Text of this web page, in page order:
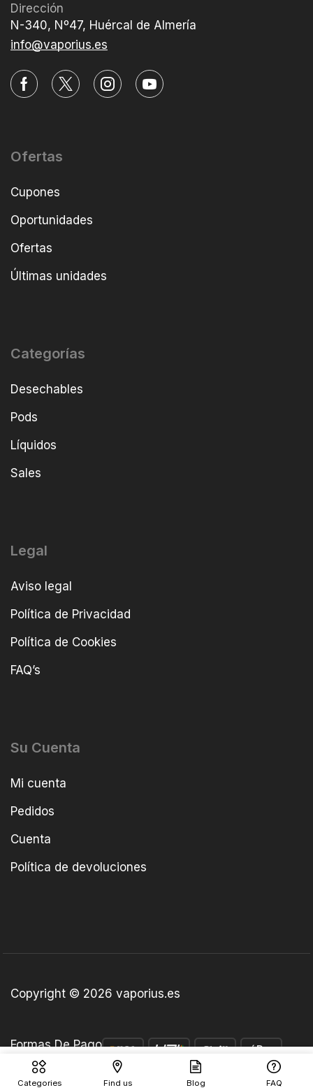
€ Añadir Al Carrito
Categories Find us Blog FAQ
Dirección
N-340, Nº47, Huércal de Almería
info@vaporius.es
Ofertas
Cupones
Oportunidades
Ofertas
Últimas unidades
Categorías
Desechables
Pods
Líquidos
Sales
Legal
Aviso legal
Política de Privacidad
Política de Cookies
FAQ’s
Su Cuenta
Mi cuenta
Pedidos
Cuenta
Política de devoluciones
Copyright © 2026 vaporius.es
Formas De Pago